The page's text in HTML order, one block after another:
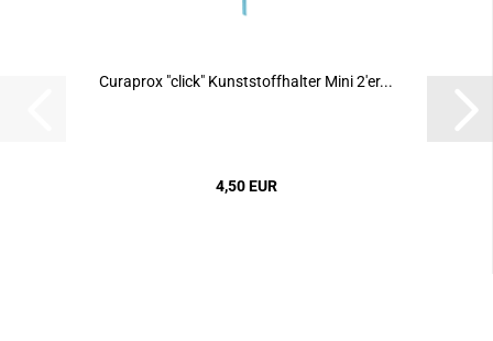
Curaprox "click" Kunststoffhalter Mini 2'er...
4,50 EUR